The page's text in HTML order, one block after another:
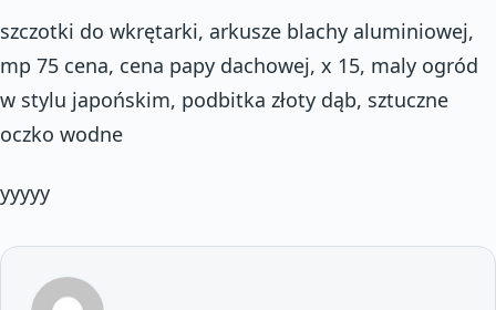
szczotki do wkrętarki, arkusze blachy aluminiowej,
mp 75 cena, cena papy dachowej, x 15, maly ogród
w stylu japońskim, podbitka złoty dąb, sztuczne
oczko wodne
yyyyy